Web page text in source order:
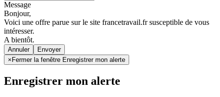
Message
Bonjour,
Voici une offre parue sur le site francetravail.fr susceptible de vous
intéresser.
A bientôt.
Annuler
× Fermer la fenêtre Enregistrer mon alerte
Enregistrer mon alerte